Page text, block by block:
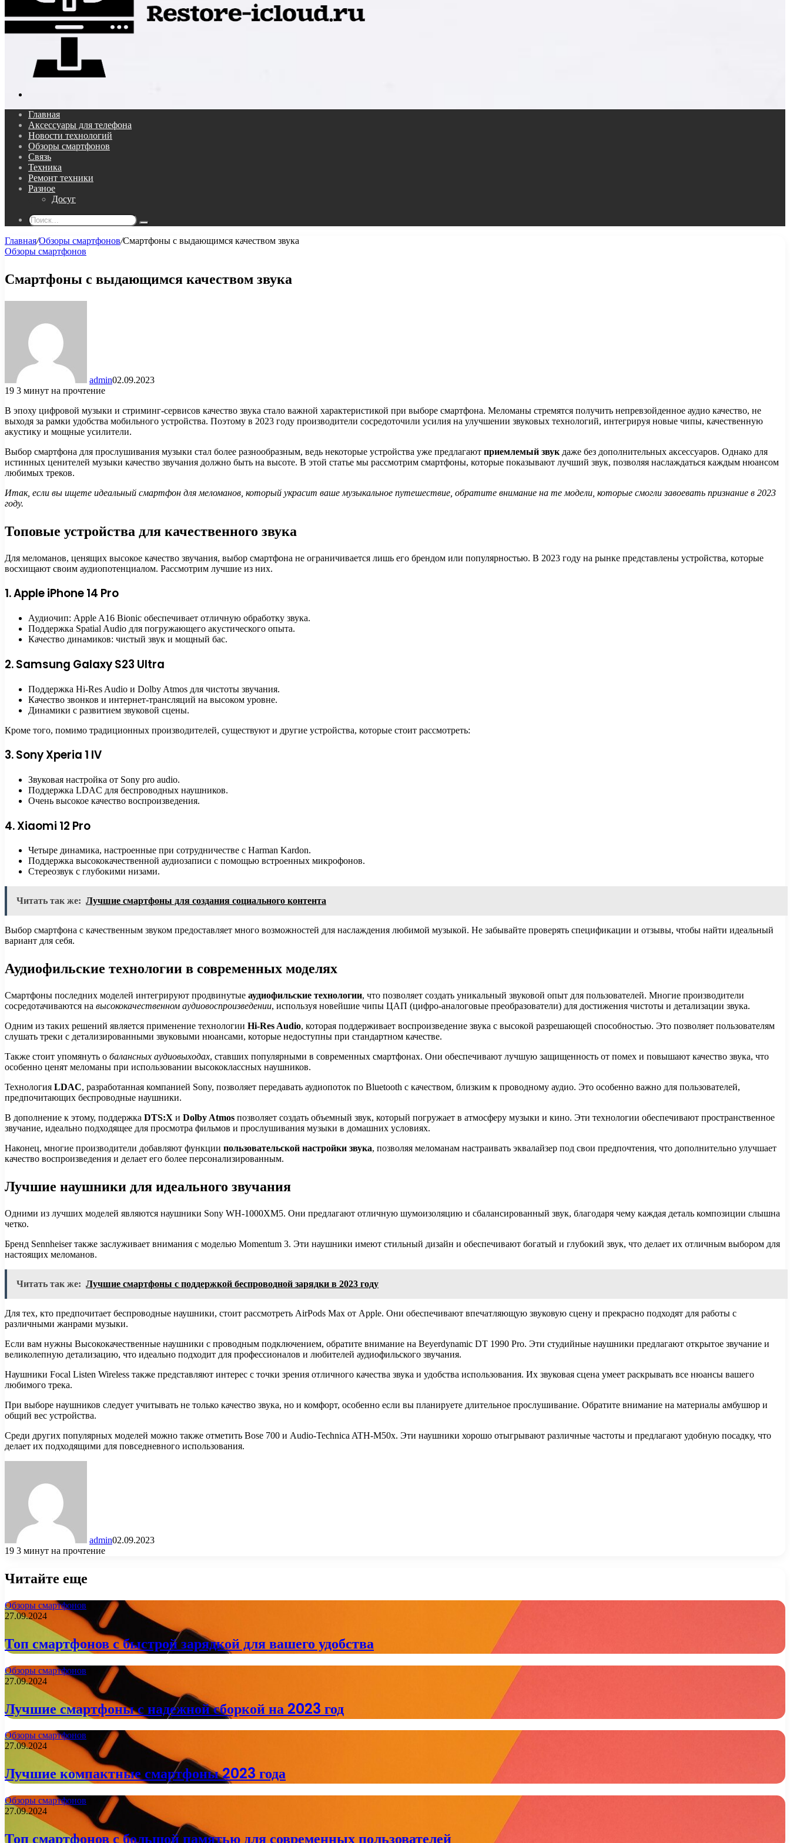
Главная
Аксессуары для телефона
Новости технологий
Обзоры смартфонов
Связь
Техника
Ремонт техники
Разное
Досуг
Поиск...
Главная/Обзоры смартфонов/Смартфоны с выдающимся качеством звука
Обзоры смартфонов
Смартфоны с выдающимся качеством звука
admin02.09.2023
19 3 минут на прочтение
В эпоху цифровой музыки и стриминг-сервисов качество звука стало важной характеристикой при выборе смартфона. Меломаны стремятся получить непревзойденное аудио качество, не
выходя за рамки удобства мобильного устройства. Поэтому в 2023 году производители сосредоточили усилия на улучшении звуковых технологий, интегрируя новые чипы, качественную
акустику и мощные усилители.
Выбор смартфона для прослушивания музыки стал более разнообразным, ведь некоторые устройства уже предлагают приемлемый звук даже без дополнительных аксессуаров. Однако для
истинных ценителей музыки качество звучания должно быть на высоте. В этой статье мы рассмотрим смартфоны, которые показывают лучший звук, позволяя наслаждаться каждым нюансом
любимых треков.
Итак, если вы ищете идеальный смартфон для меломанов, который украсит ваше музыкальное путешествие, обратите внимание на те модели, которые смогли завоевать признание в 2023
году.
Топовые устройства для качественного звука
Для меломанов, ценящих высокое качество звучания, выбор смартфона не ограничивается лишь его брендом или популярностью. В 2023 году на рынке представлены устройства, которые
восхищают своим аудиопотенциалом. Рассмотрим лучшие из них.
1. Apple iPhone 14 Pro
Аудиочип: Apple A16 Bionic обеспечивает отличную обработку звука.
Поддержка Spatial Audio для погружающего акустического опыта.
Качество динамиков: чистый звук и мощный бас.
2. Samsung Galaxy S23 Ultra
Поддержка Hi-Res Audio и Dolby Atmos для чистоты звучания.
Качество звонков и интернет-трансляций на высоком уровне.
Динамики с развитием звуковой сцены.
Кроме того, помимо традиционных производителей, существуют и другие устройства, которые стоит рассмотреть:
3. Sony Xperia 1 IV
Звуковая настройка от Sony pro audio.
Поддержка LDAC для беспроводных наушников.
Очень высокое качество воспроизведения.
4. Xiaomi 12 Pro
Четыре динамика, настроенные при сотрудничестве с Harman Kardon.
Поддержка высококачественной аудиозаписи с помощью встроенных микрофонов.
Стереозвук с глубокими низами.
Читать так же: Лучшие смартфоны для создания социального контента
Выбор смартфона с качественным звуком предоставляет много возможностей для наслаждения любимой музыкой. Не забывайте проверять спецификации и отзывы, чтобы найти идеальный
вариант для себя.
Аудиофильские технологии в современных моделях
Смартфоны последних моделей интегрируют продвинутые аудиофильские технологии, что позволяет создать уникальный звуковой опыт для пользователей. Многие производители
сосредотачиваются на высококачественном аудиовоспроизведении, используя новейшие чипы ЦАП (цифро-аналоговые преобразователи) для достижения чистоты и детализации звука.
Одним из таких решений является применение технологии Hi-Res Audio, которая поддерживает воспроизведение звука с высокой разрешающей способностью. Это позволяет пользователям
слушать треки с детализированными звуковыми нюансами, которые недоступны при стандартном качестве.
Также стоит упомянуть о балансных аудиовыходах, ставших популярными в современных смартфонах. Они обеспечивают лучшую защищенность от помех и повышают качество звука, что
особенно ценят меломаны при использовании высококлассных наушников.
Технология LDAC, разработанная компанией Sony, позволяет передавать аудиопоток по Bluetooth с качеством, близким к проводному аудио. Это особенно важно для пользователей,
предпочитающих беспроводные наушники.
В дополнение к этому, поддержка DTS:X и Dolby Atmos позволяет создать объемный звук, который погружает в атмосферу музыки и кино. Эти технологии обеспечивают пространственное
звучание, идеально подходящее для просмотра фильмов и прослушивания музыки в домашних условиях.
Наконец, многие производители добавляют функции пользовательской настройки звука, позволяя меломанам настраивать эквалайзер под свои предпочтения, что дополнительно улучшает
качество воспроизведения и делает его более персонализированным.
Лучшие наушники для идеального звучания
Одними из лучших моделей являются наушники Sony WH-1000XM5. Они предлагают отличную шумоизоляцию и сбалансированный звук, благодаря чему каждая деталь композиции слышна
четко.
Бренд Sennheiser также заслуживает внимания с моделью Momentum 3. Эти наушники имеют стильный дизайн и обеспечивают богатый и глубокий звук, что делает их отличным выбором для
настоящих меломанов.
Читать так же: Лучшие смартфоны с поддержкой беспроводной зарядки в 2023 году
Для тех, кто предпочитает беспроводные наушники, стоит рассмотреть AirPods Max от Apple. Они обеспечивают впечатляющую звуковую сцену и прекрасно подходят для работы с
различными жанрами музыки.
Если вам нужны Высококачественные наушники с проводным подключением, обратите внимание на Beyerdynamic DT 1990 Pro. Эти студийные наушники предлагают открытое звучание и
великолепную детализацию, что идеально подходит для профессионалов и любителей аудиофильского звучания.
Наушники Focal Listen Wireless также представляют интерес с точки зрения отличного качества звука и удобства использования. Их звуковая сцена умеет раскрывать все нюансы вашего
любимого трека.
При выборе наушников следует учитывать не только качество звука, но и комфорт, особенно если вы планируете длительное прослушивание. Обратите внимание на материалы амбушюр и
общий вес устройства.
Среди других популярных моделей можно также отметить Bose 700 и Audio-Technica ATH-M50x. Эти наушники хорошо отыгрывают различные частоты и предлагают удобную посадку, что
делает их подходящими для повседневного использования.
admin02.09.2023
19 3 минут на прочтение
Читайте еще
Обзоры смартфонов
27.09.2024
Топ смартфонов с быстрой зарядкой для вашего удобства
Обзоры смартфонов
27.09.2024
Лучшие смартфоны с надежной сборкой на 2023 год
Обзоры смартфонов
27.09.2024
Лучшие компактные смартфоны 2023 года
Обзоры смартфонов
27.09.2024
Топ смартфонов с большой памятью для современных пользователей